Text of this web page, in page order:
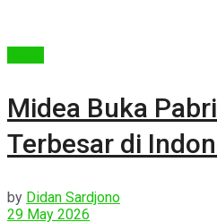
Midea Buka
Terbesar di
by Didan Sardjono
29 May 2026